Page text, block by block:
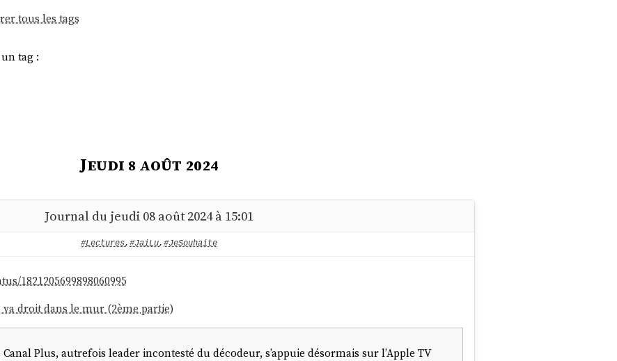
tous les tags
tag :
Jeudi 8 août 2024
Journal du jeudi 08 août 2024 à 15:01
#Lectures, #JaiLu, #JeSouhaite
1821205699898060995
droit dans le mur (2ème partie)
Plus, autrefois leader incontesté du décodeur, s’appuie désormais sur l’Apple TV